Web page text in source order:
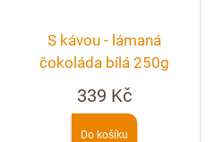
S kávou - lámaná
čokoláda bílá 250g
339 Kč
Do košíku